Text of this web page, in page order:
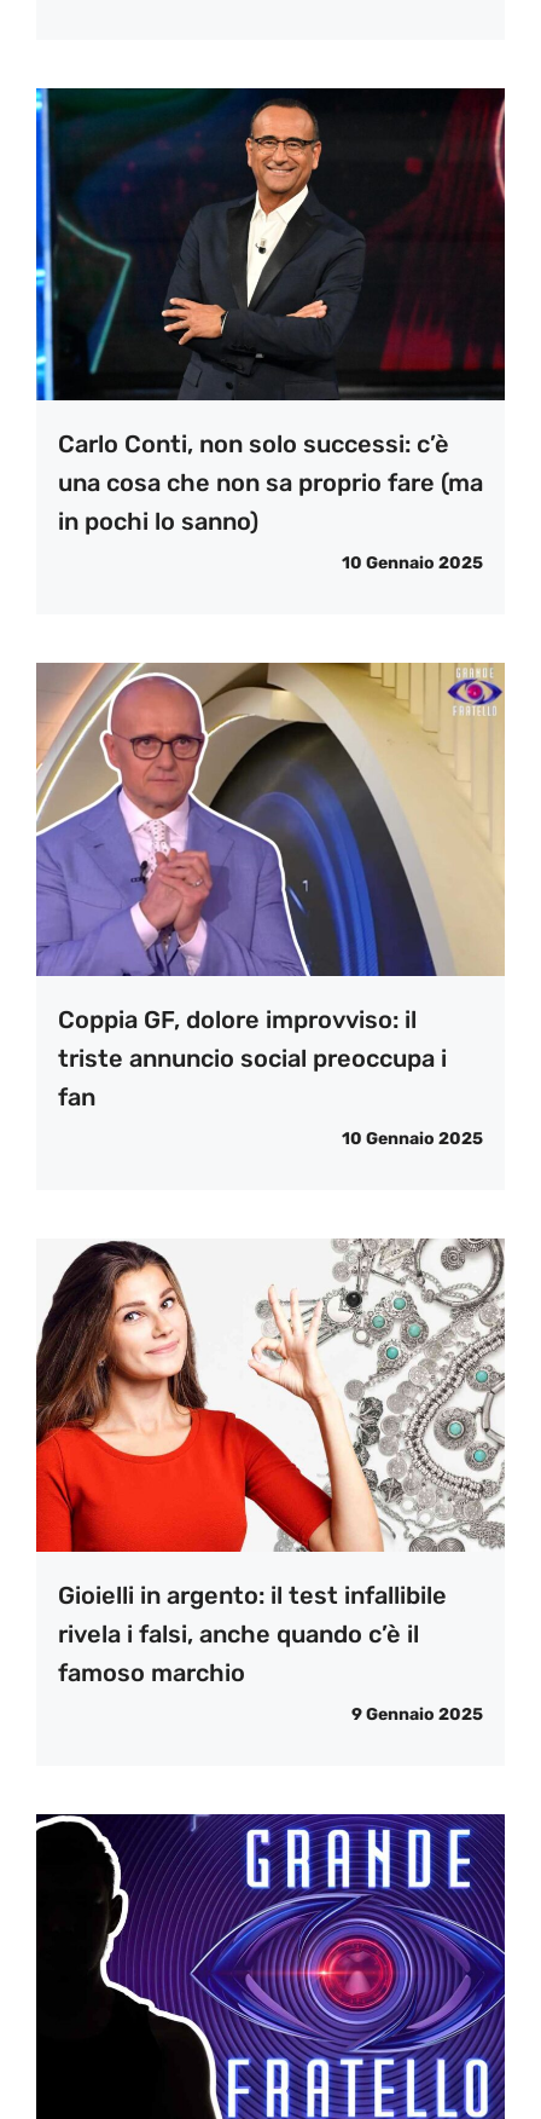
Carlo Conti, non solo successi: c’è
una cosa che non sa proprio fare (ma
in pochi lo sanno)
10 Gennaio 2025
Coppia GF, dolore improvviso: il
triste annuncio social preoccupa i
fan
10 Gennaio 2025
Gioielli in argento: il test infallibile
rivela i falsi, anche quando c’è il
famoso marchio
9 Gennaio 2025